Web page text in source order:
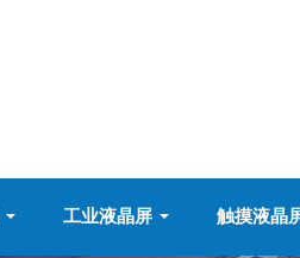
工业液晶屏 触摸液晶